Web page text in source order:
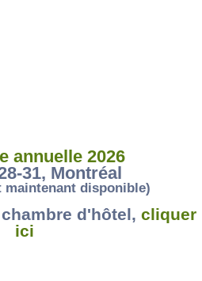
annuelle 2026
31, Montréal
maintenant disponible)
d'hôtel, cliquer
ici